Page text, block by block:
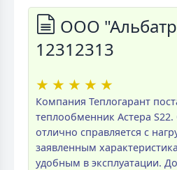
ООО
12312313
★ ★ ★ ★ ★
Компания Теплогарант
теплообменник Астера
отлично справляется с
заявленным
удобным в эксплуатации.